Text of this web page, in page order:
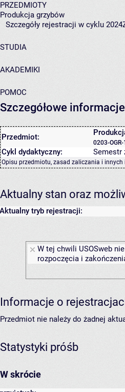
PRZEDMIOTY
Produkcja grzybów
Szczegóły rejestracji w cyklu
STUDIA
AKADEMIKI
POMOC
Szczegółowe
Przedmiot:
0203-
Cykl dydaktyczny: Semestr
Opisu przedmiotu, zasad zaliczania i
Aktualny stan oraz
Aktualny tryb rejestracji:
W tej chwili USOSweb
rozpoczęcia i
Informacje o
Przedmiot nie należy do żadnej
Statystyki próśb
W skrócie